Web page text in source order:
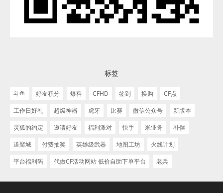
标签
斗鱼 好友积分 爆料 CFHD 签到 换购
CF点
工作日好礼
超级神器 虎牙 比赛 微信公众号
新版本
灵狐的约定
邀请好友 福利派对 快手 米业务
补偿
道聚城
付费抽奖 英雄级武器 地图工坊
火线计划
平台福利码
代做CF活动网站 低价自助下单平台 老兵